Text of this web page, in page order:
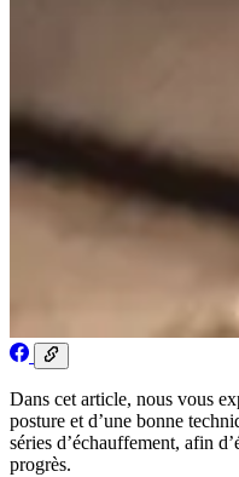
Dans cet article, nous vous
posture et d’une bonne
séries d’échauffement, afin
progrès.